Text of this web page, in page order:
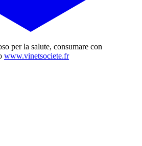
per la salute, consumare con
www.vinetsociete.fr